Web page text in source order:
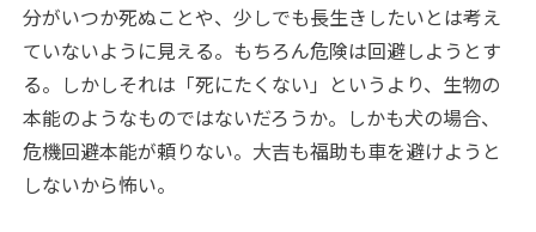
分がいつか死ぬことや、少しでも長生きしたいとは考え
ていないように見える。もちろん危険は回避しようとす
る。しかしそれは「死にたくない」というより、生物の
本能のようなものではないだろうか。しかも犬の場合、
危機回避本能が頼りない。大吉も福助も車を避けようと
しないから怖い。